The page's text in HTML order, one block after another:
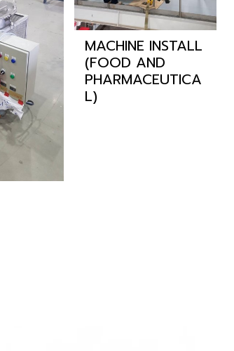
MACHINE INSTALL
(FOOD AND
PHARMACEUTICA
L)